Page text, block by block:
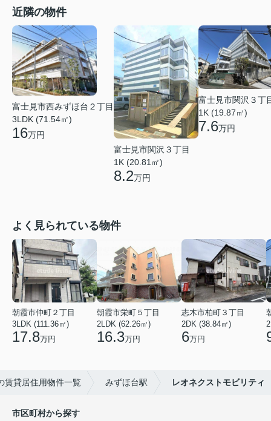
近隣の物件
富士見市西みずほ台２丁目
3LDK (71.54㎡)
16万円
富士見市関沢３丁目
1K (20.81㎡)
8.2万円
富士見市関沢３丁
1K (19.87㎡)
7.6万円
よく見られている物件
朝霞市仲町２丁目
3LDK (111.36㎡)
17.8万円
朝霞市栄町５丁目
2LDK (62.26㎡)
16.3万円
志木市柏町３丁目
2DK (38.84㎡)
6万円
賃貸居住用物件一覧 みずほ台駅 レオネクストモビリティ
市区町村から探す